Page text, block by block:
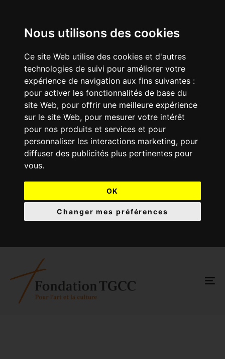
Nous utilisons des cookies
Ce site Web utilise des cookies et d'autres
technologies de suivi pour améliorer votre
expérience de navigation aux fins suivantes :
pour activer les fonctionnalités de base du
site Web, pour offrir une meilleure expérience
sur le site Web, pour mesurer votre intérêt
pour nos produits et services et pour
personnaliser les interactions marketing, pour
diffuser des publicités plus pertinentes pour
vous.
OK
Changer mes préférences